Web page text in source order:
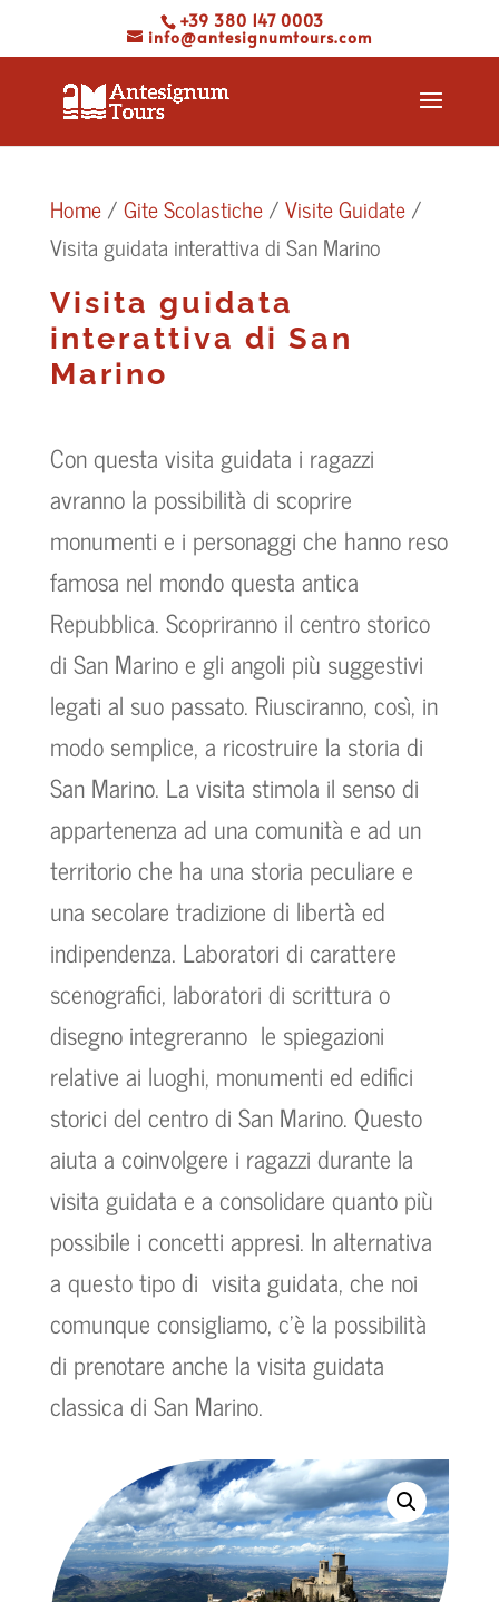
+39 380 147 0003
info@antesignumtours.com
Home/Gite Scolastiche/Visite Guidate/
Visita guidata interattiva di San Marino
Visita guidata
interattiva di San
Marino
Con questa visita guidata i ragazzi
avranno la possibilità di scoprire
monumenti e i personaggi che hanno reso
famosa nel mondo questa antica
Repubblica. Scopriranno il centro storico
di San Marino e gli angoli più suggestivi
legati al suo passato. Riusciranno, così, in
modo semplice, a ricostruire la storia di
San Marino. La visita stimola il senso di
appartenenza ad una comunità e ad un
territorio che ha una storia peculiare e
una secolare tradizione di libertà ed
indipendenza. Laboratori di carattere
scenografici, laboratori di scrittura o
disegno integreranno le spiegazioni
relative ai luoghi, monumenti ed edifici
storici del centro di San Marino. Questo
aiuta a coinvolgere i ragazzi durante la
visita guidata e a consolidare quanto più
possibile i concetti appresi. In alternativa
a questo tipo di visita guidata, che noi
comunque consigliamo, c’è la possibilità
di prenotare anche la visita guidata
classica di San Marino.